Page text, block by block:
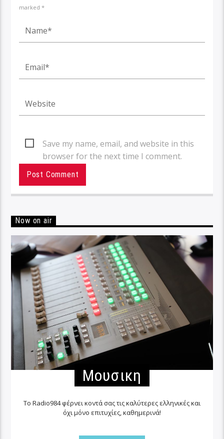
marked *
Save my name, email, and website in this
browser for the next time I comment.
Now on air
Μουσικη
Το Radio984 φέρνει κοντά σας τις καλύτερες ελληνικές και
όχι μόνο επιτυχίες, καθημερινά!